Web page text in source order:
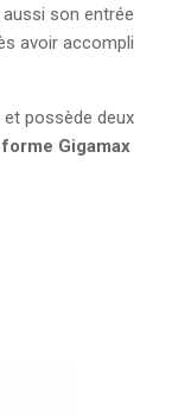
son entrée
avoir accompli
et possède deux
forme Gigamax